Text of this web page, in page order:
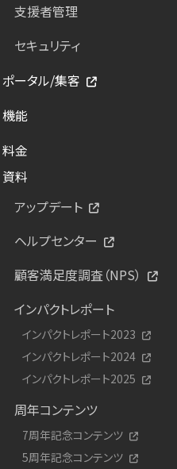
支援者管理
セキュリティ
ポータル/集客
機能
料金
資料
アップデート
ヘルプセンター
顧客満足度調査（NPS）
インパクトレポート
インパクトレポート2023
インパクトレポート2024
インパクトレポート2025
周年コンテンツ
7周年記念コンテンツ
5周年記念コンテンツ